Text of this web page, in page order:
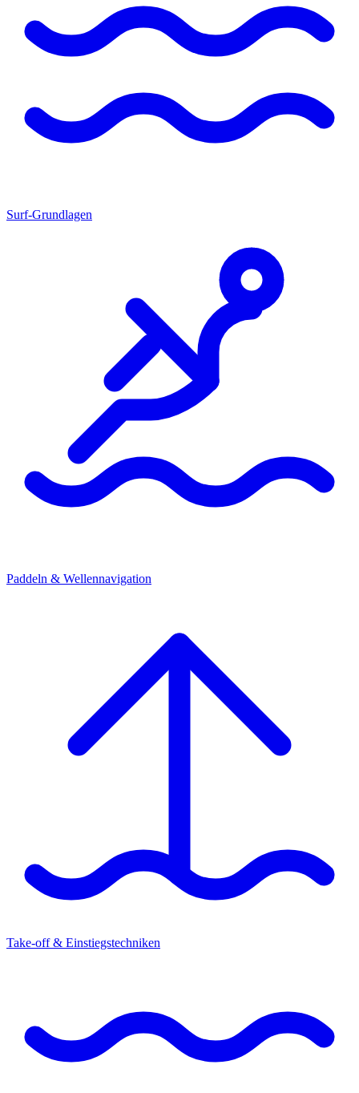
Surf-Grundlagen
Paddeln & Wellennavigation
Take-off & Einstiegstechniken